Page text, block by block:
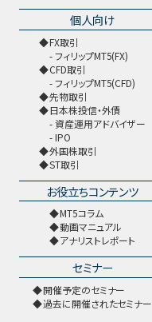
個人向け
FX取引
フィリップMT5(FX)
CFD取引
フィリップMT5(CFD)
先物取引
日本株投信・外債
資産運用アドバイザー
IPO
外国株取引
ST取引
お役立ちコンテンツ
MT5コラム
動画マニュアル
アナリストレポート
セミナー
開催予定のセミナー
過去に開催されたセミナー